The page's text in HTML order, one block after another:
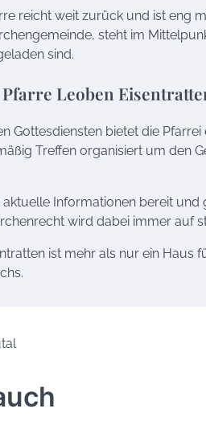
reicht weit zurück und ist eng
steht im
sind.
Leoben
Gottesdiensten bietet die
Treffen organisiert um den
aktuelle Informationen bereit
wird dabei immer auf
ist mehr als nur ein Haus